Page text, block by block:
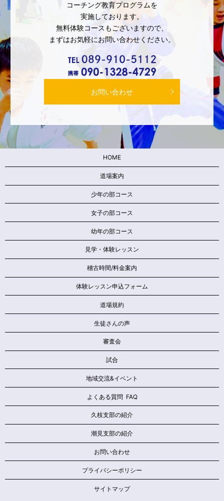
コーチング教育プログラムを
実施しております。
無料体験コースもございますので、
まずはお気軽にお問い合わせください。
お問い合わせ
HOME
道場案内
少年の部コース
女子の部コース
幼年の部コース
見学・体験レッスン
稽古時間/料金案内
体験レッスン申込フォーム
道場規約
生徒さんの声
審査会
試合
地域交流&イベント
よくある質問 FAQ
久枝支部の紹介
潮見支部の紹介
お問い合わせ
プライバシーポリシー
サイトマップ